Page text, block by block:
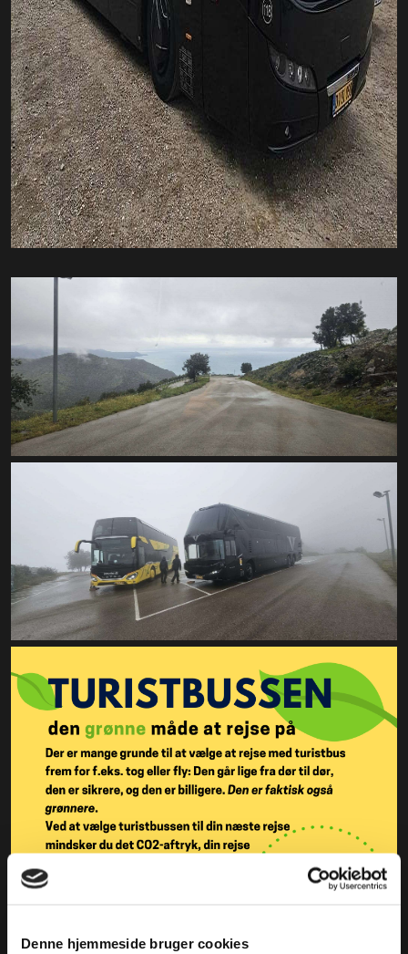
Denne hjemmeside bruger cookies